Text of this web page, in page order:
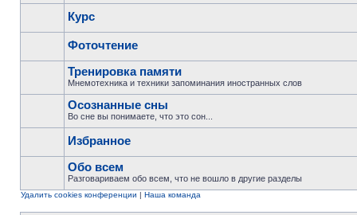
Курс
Фоточтение
Тренировка памяти
Мнемотехника и техники запоминания иностранных слов
Осознанные сны
Во сне вы понимаете, что это сон...
Избранное
Обо всем
Разговариваем обо всем, что не вошло в другие разделы
Удалить cookies конференции | Наша команда